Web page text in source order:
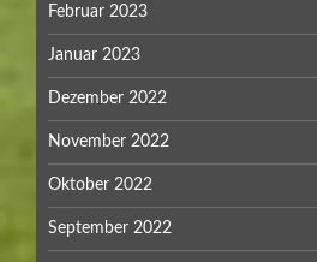
Februar 2023
Januar 2023
Dezember 2022
November 2022
Oktober 2022
September 2022